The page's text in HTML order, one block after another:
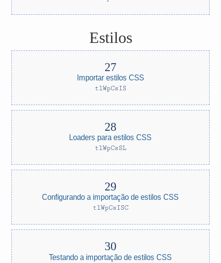
Estilos
Importar estilos CSS
tlWpCsIS
Loaders para estilos CSS
tlWpCsSL
Configurando a importação de estilos CSS
tlWpCsISC
Testando a importação de estilos CSS